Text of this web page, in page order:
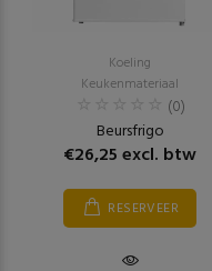
Koeling
Keukenmateriaal
(0)
Beursfrigo
€26,25 excl. btw
RESERVEER